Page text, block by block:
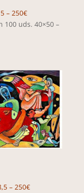
– 250€
100 uds. 40×50 –
– 250€